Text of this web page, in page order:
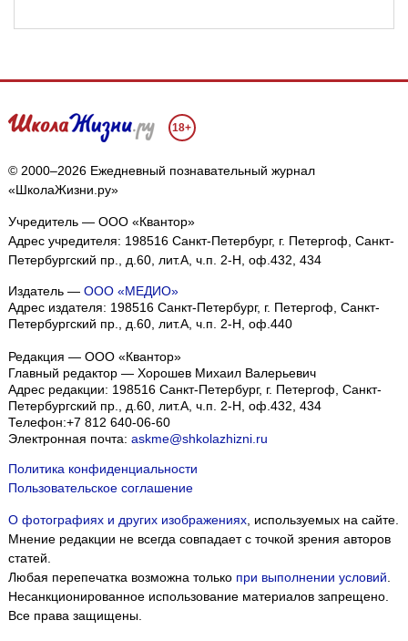
18+
© 2000–2026 Ежедневный познавательный журнал
«ШколаЖизни.ру»
Учредитель — ООО «Квантор»
Адрес учредителя: 198516 Санкт-Петербург, г. Петергоф, Санкт-
Петербургский пр., д.60, лит.А, ч.п. 2-Н, оф.432, 434
Издатель — ООО «МЕДИО»
Адрес издателя: 198516 Санкт-Петербург, г. Петергоф, Санкт-
Петербургский пр., д.60, лит.А, ч.п. 2-Н, оф.440
Редакция — ООО «Квантор»
Главный редактор — Хорошев Михаил Валерьевич
Адрес редакции: 198516 Санкт-Петербург, г. Петергоф, Санкт-
Петербургский пр., д.60, лит.А, ч.п. 2-Н, оф.432, 434
Телефон:+7 812 640-06-60
Электронная почта: askme@shkolazhizni.ru
Политика конфиденциальности
Пользовательское соглашение
О фотографиях и других изображениях, используемых на сайте.
Мнение редакции не всегда совпадает с точкой зрения авторов
статей.
Любая перепечатка возможна только при выполнении условий.
Несанкционированное использование материалов запрещено.
Все права защищены.